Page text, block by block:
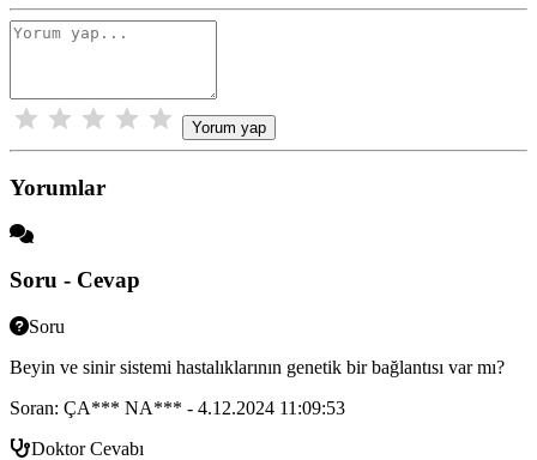
Yorum yap
Yorumlar
Soru - Cevap
Soru
Beyin ve sinir sistemi hastalıklarının genetik bir bağlantısı var mı?
Soran: ÇA*** NA*** - 4.12.2024 11:09:53
Doktor Cevabı